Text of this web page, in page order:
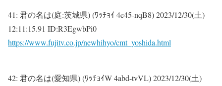
41: 君の名は(庭:茨城県) (ﾜｯﾁｮｲ 4e45-nqB8)2023/12/30(土)
12:11:15.91 ID:R3EgwbPi0
https://www.fujitv.co.jp/newhihyo/cmt_yoshida.html
42: 君の名は(愛知県) (ﾜｯﾁｮｲW 4abd-tvVL)2023/12/30(土)